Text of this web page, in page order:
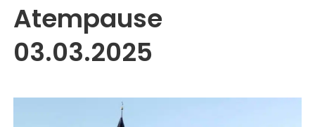
KOMMUNITÄT
MITLEBEN
CHRISTUS-PAVILLON
EINZELGÄSTE
KLOSTER AUF ZEIT
JUGENDGRUPPEN
VERANSTALTUNGEN
GEBET & GOTTESDIENST
Atempause
03.03.2025